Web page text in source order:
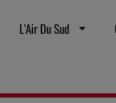
L'Air Du Sud